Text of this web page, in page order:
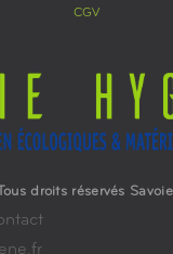
CGV
droits réservés